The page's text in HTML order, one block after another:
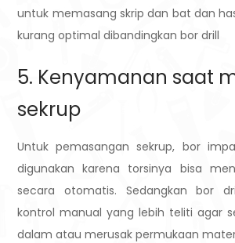
untuk memasang skrip dan bat dan
kurang optimal dibandingkan bor drill
5. Kenyamanan saat
sekrup
Untuk pemasangan sekrup, bor
digunakan karena torsinya bisa
secara otomatis. Sedangkan bor
kontrol manual yang lebih teliti agar
dalam atau merusak permukaan